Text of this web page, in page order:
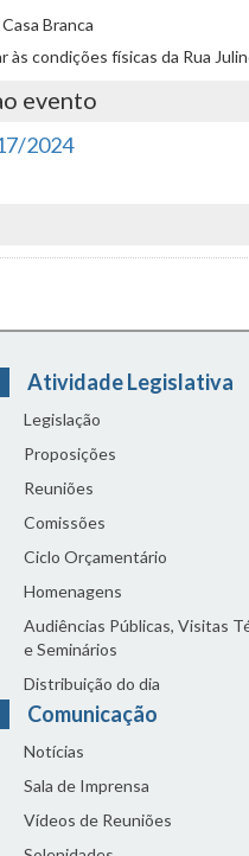
Branca
às condições físicas da Rua
evento
2024
Atividade Legislativa
Legislação
Proposições
Reuniões
Comissões
Ciclo Orçamentário
Homenagens
Audiências Públicas, Visitas
e Seminários
Distribuição do dia
Comunicação
Notícias
Sala de Imprensa
Vídeos de Reuniões